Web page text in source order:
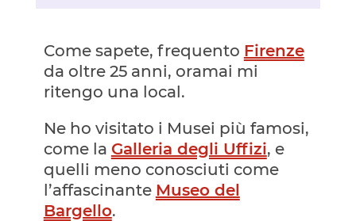
Come sapete, frequento Firenze
da oltre 25 anni, oramai mi
ritengo una local.
Ne ho visitato i Musei più famosi,
come la Galleria degli Uffizi, e
quelli meno conosciuti come
l’affascinante Museo del
Bargello.